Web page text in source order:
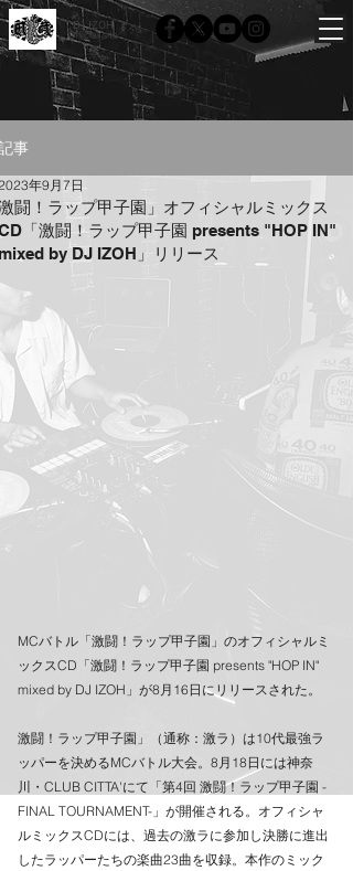
DJ IZOH
Official site
事
闘！ラップ甲子園」オフィシャルミックス
「激闘！ラップ甲子園 presents "HOP IN"
by DJ IZOH」リリース
年9月7日
MCバトル「激闘！ラップ甲子園」のオフィシャルミ
ックスCD「激闘！ラップ甲子園 presents "HOP IN"
mixed by DJ IZOH」が8月16日にリリースされた。
激闘！ラップ甲子園」（通称：激ラ）は10代最強ラ
ッパーを決めるMCバトル大会。8月18日には神奈
川・CLUB CITTA'にて「第4回 激闘！ラップ甲子園 -
FINAL TOURNAMENT-」が開催される。オフィシャ
ルミックスCDには、過去の激ラに参加し決勝に進出
したラッパーたちの楽曲23曲を収録。本作のミック